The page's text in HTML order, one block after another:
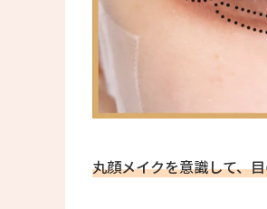
丸顔メイクを意識して、